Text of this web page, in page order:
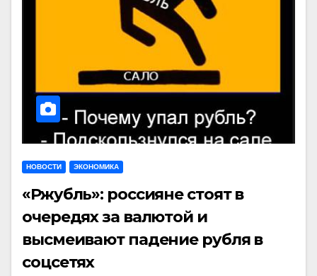
НОВОСТИ ЭКОНОМИКА
«Ржубль»: россияне стоят в
очередях за валютой и
высмеивают падение рубля в
соцсетях